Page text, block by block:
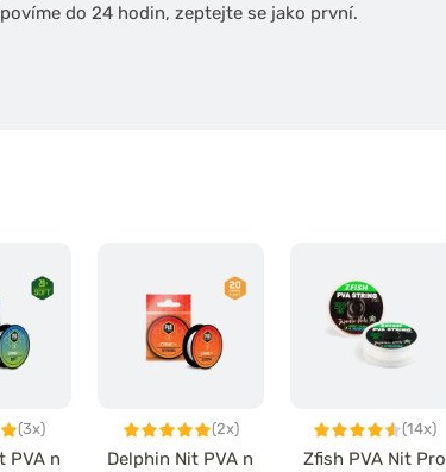
do 24 hodin, zeptejte se jako první.
(3x)
PVA n
(2x)
Delphin Nit PVA n
(14x)
Zfish PVA Nit Pro